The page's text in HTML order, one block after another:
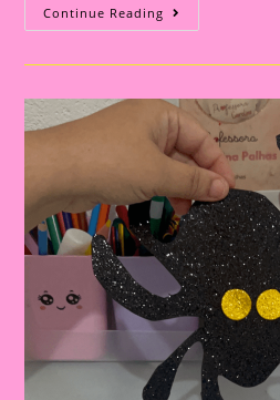
Continue Reading Atividade
Educativa
A
Dona
Aranha:
Planejamento
Semanal
Para
Educação
Infantil